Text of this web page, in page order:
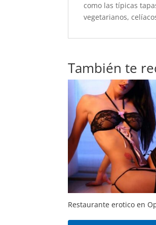
como las típicas
vegetarianos,
También te
Restaurante erotico en